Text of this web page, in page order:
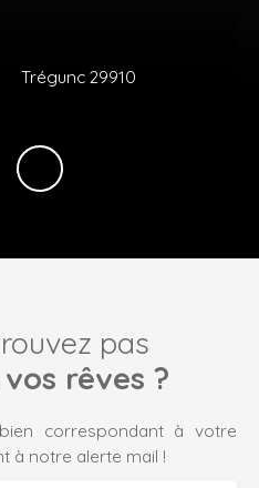
Trégunc 29910
pas
rêves ?
correspondant à votre
à notre alerte mail !